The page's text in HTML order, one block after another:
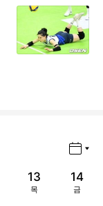
13
목
14
금